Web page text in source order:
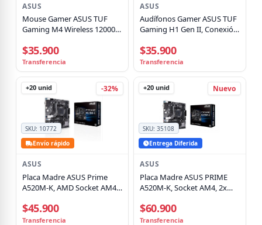
ASUS
Mouse Gamer ASUS TUF
Gaming M4 Wireless 12000
$35.900
Transferencia
ASUS
Audífonos Gamer ASUS TUF
Gaming H1 Gen II, Conexión
Negro
$35.900
Transferencia
Envío rápido
-32%
SKU: 10772
+20 unid
ASUS
Placa Madre ASUS Prime
A520M-K, AMD Socket AM4,
M.2, 4xSATA, Micro-ATX
$45.900
Transferencia
Entrega Diferida
Nuevo
SKU:35108
+20 unid
ASUS
Placa Madre ASUS PRIME
A520M-K, Socket AM4, 2x
4xSATA, Micro-ATX
$60.900
Transferencia